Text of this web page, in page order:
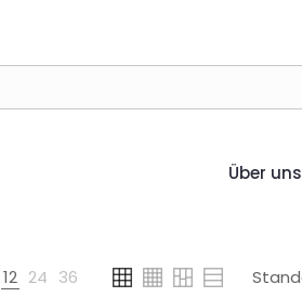
Über uns
12 24 36